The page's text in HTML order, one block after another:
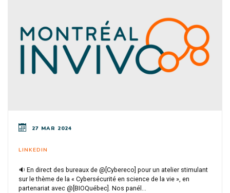
27 MAR 2024
LINKEDIN
🔉 En direct des bureaux de @[Cybereco] pour un atelier stimulant
sur le thème de la « Cybersécurité en science de la vie », en
partenariat avec @[BIOQuébec]. Nos panél...